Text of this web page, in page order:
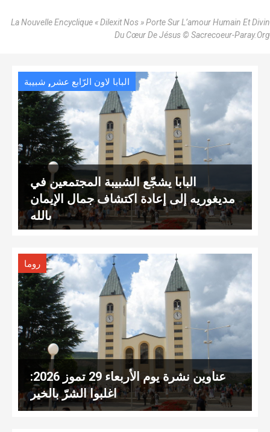
La Nouvelle Encyclique « Dilexit Nos » Porte Sur L’amour Humain Et Divin
Du Cœur De Jésus © Sacrecoeur-Paray.org
البابا لاون الرّابع عشر , شبيبة
البابا يشجّع الشبيبة المجتمعين في
مديغوريه إلى إعادة اكتشاف جمال الإيمان
بالله
روما
عناوين نشرة يوم الأربعاء 29 تموز 2026:
اغلبوا الشرّ بالخير